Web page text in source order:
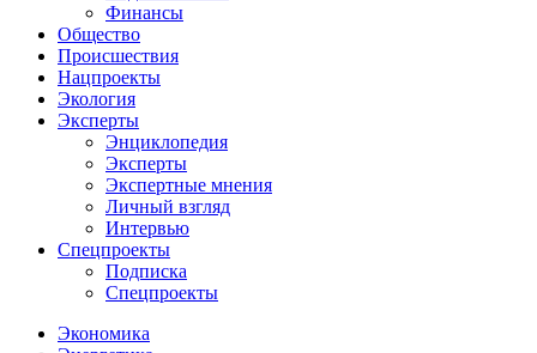
Финансы
Общество
Происшествия
Нацпроекты
Экология
Эксперты
Энциклопедия
Эксперты
Экспертные мнения
Личный взгляд
Интервью
Спецпроекты
Подписка
Спецпроекты
Экономика